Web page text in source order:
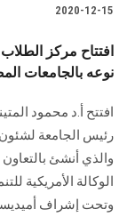
2020-12-15
افتتاح مركز
نوعه بالجامعات
افتتح أ.د محمود
رئيس الجامعة لشئون
والذي أنشئ
الوكالة الأمريكية
وتحت إشراف